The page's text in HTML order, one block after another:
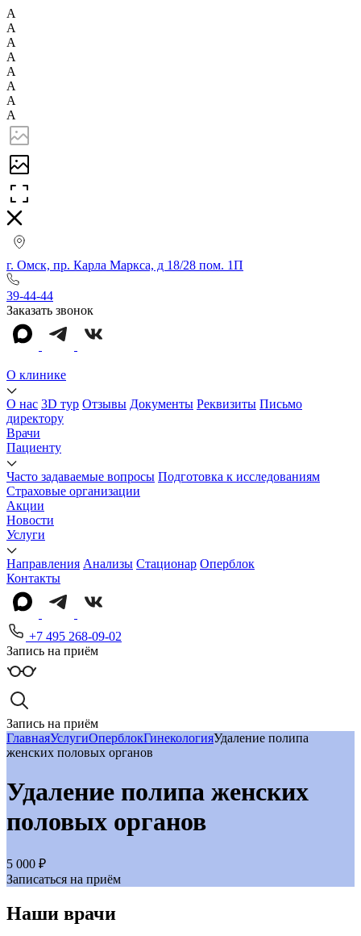
А
А
А
А
А
А
А
А
г. Омск, пр. Карла Маркса, д 18/28 пом. 1П
39-44-44
Заказать звонок
О клинике
О нас 3D тур Отзывы Документы Реквизиты Письмо
директору
Врачи
Пациенту
Часто задаваемые вопросы Подготовка к исследованиям
Страховые организации
Акции
Новости
Услуги
Направления Анализы Стационар Оперблок
Контакты
+7 495 268-09-02
Запись на приём
Запись на приём
ГлавнаяУслугиОперблокГинекологияУдаление полипа
женских половых органов
Удаление полипа женских
половых органов
5 000 ₽
Записаться на приём
Наши врачи